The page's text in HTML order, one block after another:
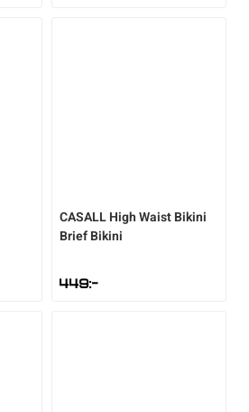
CASALLHigh Waist Bikini
Brief Bikini
449:-